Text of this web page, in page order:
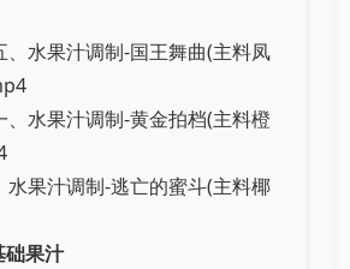
水果汁调制-国王舞曲(主料凤
水果汁调制-黄金拍档(主料橙
果汁调制-逃亡的蜜斗(主料椰
础果汁